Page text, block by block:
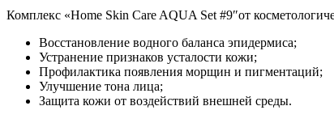
Комплекс «Home Skin Care AQUA Set #9″от
Восстановление водного баланса эпидермиса;
Устранение признаков усталости кожи;
Профилактика появления морщин и пигментаций;
Улучшение тона лица;
Защита кожи от воздействий внешней среды.